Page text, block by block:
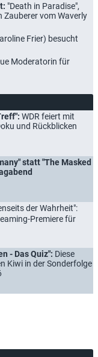
"Death in Paradise",
Zauberer vom Waverly
Frier) besucht
Moderatorin für
WDR feiert mit
und Rückblicken
statt "The Masked
der Wahrheit":
Premiere für
- Das Quiz": Diese
Kiwi in der Sonderfolge